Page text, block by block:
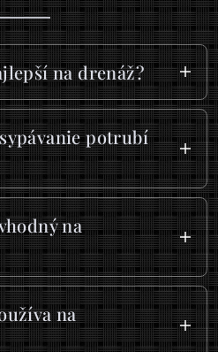
na drenáž?
mm alebo 8/16 mm
systémy. potrubí
0/4 mm poskytujú
tlaku.na
frakcia 0/4 mm.
na